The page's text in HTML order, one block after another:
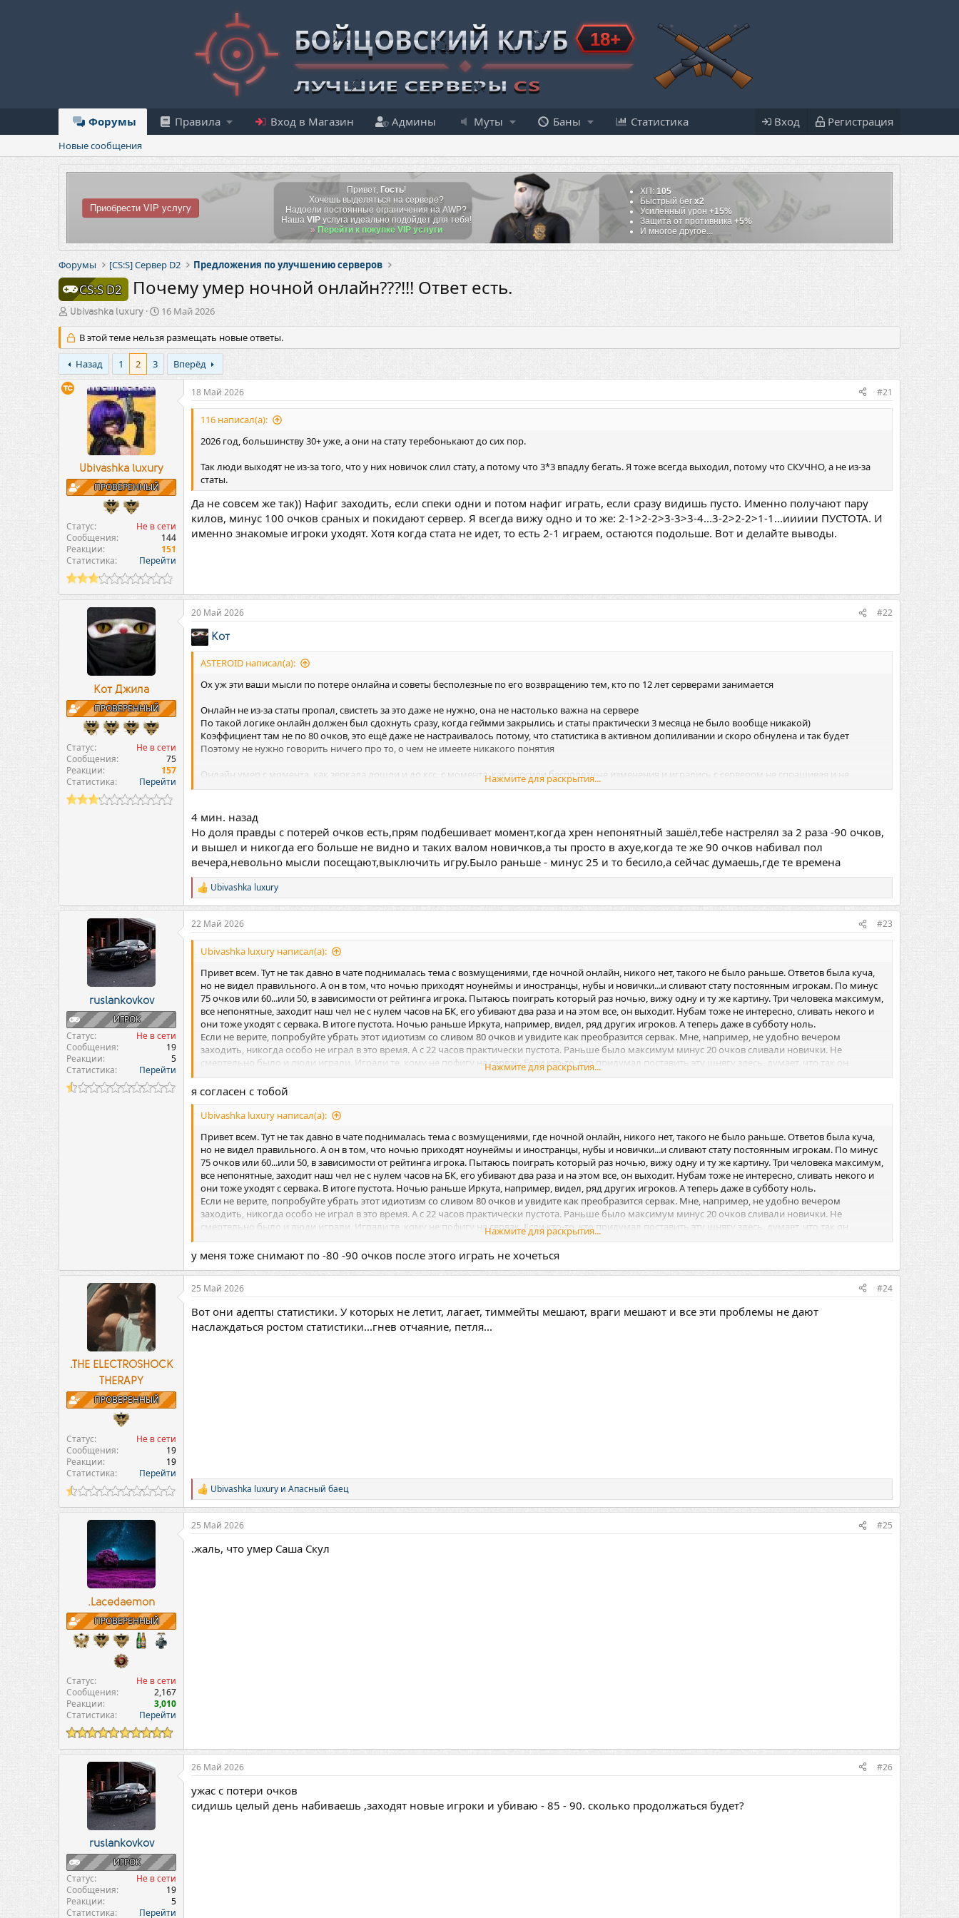
Форумы Правила Вход в Магазин Админы Муты Баны Статистика Вход Регистрация
Новые сообщения
Приобрести VIP услугу
Привет, Гость!
Хочешь выделяться на сервере?
Надоели постоянные ограничения на AWP?
Наша VIPуслуга идеально подойдет для тебя!
» Перейти к покупке VIP услуги
ХП:105
Быстрый бегх2
Усиленный урон+15%
Защита от противника+5%
И многое другое...
Форумы [CS:S] Сервер D2 Предложения по улучшению серверов
CS:S D2 Почему умер ночной онлайн???!!! Ответ есть.
А
т
о
р
т
е
Ubivashka luxury
Д
а
т
а
а
16 Май 2026
В этой теме нельзя размещать новые ответы.
Назад 1 2 3 Вперёд
Ubivashka luxury
ПРОВЕРЕННЫЙ
Статус
Не в сети
Сообщения
144
Реакции
151
Статистика
Перейти
18 Май 2026 #21
116 написал(а):
2026 год, большинству 30+ уже, а они на стату теребонькают до сих пор.
Так люди выходят не из-за того, что у них новичок слил стату, а потому что 3*3 впадлу бегать. Я тоже всегда выходил, потому что СКУЧНО, а не из-за
статы.
Да не совсем же так)) Нафиг заходить, если спеки одни и потом нафиг играть, если сразу видишь пусто. Именно получают пару
килов, минус 100 очков сраных и покидают сервер. Я всегда вижу одно и то же: 2-1>2-2>3-3>3-4...3-2>2-2>1-1...иииии ПУСТОТА. И
именно знакомые игроки уходят. Хотя когда стата не идет, то есть 2-1 играем, остаются подольше. Вот и делайте выводы.
Кот Джила
ПРОВЕРЕННЫЙ
Статус
Не в сети
Сообщения
75
Реакции
157
Статистика
Перейти
20 Май 2026 #22
Кот
ASTEROID написал(а):
Ох уж эти ваши мысли по потере онлайна и советы бесполезные по его возвращению тем, кто по 12 лет серверами занимается
Онлайн не из-за статы пропал, свистеть за это даже не нужно, она не настолько важна на сервере
По такой логике онлайн должен был сдохнуть сразу, когда геймми закрылись и статы практически 3 месяца не было вообще никакой)
Коэффициент там не по 80 очков, это ещё даже не настраивалось потому, что статистика в активном допиливании и скоро обнулена и так будет
Поэтому не нужно говорить ничего про то, о чем не имеете никакого понятия
Онлайн умер с момента, как зеркала дошли и до ксс, с момента, как вносили бесполезные изменения и игрались с сервером не спрашивая и не
предупреждая игроков и руководящий состав, с момента, как с хостингом начались многомесячные проблемы с ддосом (высокий пинг,
Нажмите для раскрытия...
4 мин. назад
Но доля правды с потерей очков есть,прям подбешивает момент,когда хрен непонятный зашёл,тебе настрелял за 2 раза -90 очков,
и вышел и никогда его больше не видно и таких валом новичков,а ты просто в ахуе,когда те же 90 очков набивал пол
вечера,невольно мысли посещают,выключить игру.Было раньше - минус 25 и то бесило,а сейчас думаешь,где те времена
Р
е
а
к
ц
и
Ubivashka luxury
ruslankovkov
ИГРОК
Статус
Не в сети
Сообщения
19
Реакции
5
Статистика
Перейти
22 Май 2026 #23
Ubivashka luxury написал(а):
Привет всем. Тут не так давно в чате поднималась тема с возмущениями, где ночной онлайн, никого нет, такого не было раньше. Ответов была куча,
но не видел правильного. А он в том, что ночью приходят ноунеймы и иностранцы, нубы и новички...и сливают стату постоянным игрокам. По минус
75 очков или 60...или 50, в зависимости от рейтинга игрока. Пытаюсь поиграть который раз ночью, вижу одну и ту же картину. Три человека максимум,
все непонятные, заходит наш чел не с нулем часов на БК, его убивают два раза и на этом все, он выходит. Нубам тоже не интересно, сливать некого и
они тоже уходят с сервака. В итоге пустота. Ночью раньше Иркута, например, видел, ряд других игроков. А теперь даже в субботу ноль.
Если не верите, попробуйте убрать этот идиотизм со сливом 80 очков и увидите как преобразится сервак. Мне, например, не удобно вечером
заходить, никогда особо не играл в это время. А с 22 часов практически пустота. Раньше было максимум минус 20 очков сливали новички. Не
смертельно было и люди играли. Играли те, кому не пофигу на сервак. Если кто-то, кто придумал поставить эту шнягу здесь, думает, что так он
привлекает новых игроков - посмотри как привлекло. С 22 часов зайди и глянь.
Нажмите для раскрытия...
я согласен с тобой
Ubivashka luxury написал(а):
Привет всем. Тут не так давно в чате поднималась тема с возмущениями, где ночной онлайн, никого нет, такого не было раньше. Ответов была куча,
но не видел правильного. А он в том, что ночью приходят ноунеймы и иностранцы, нубы и новички...и сливают стату постоянным игрокам. По минус
75 очков или 60...или 50, в зависимости от рейтинга игрока. Пытаюсь поиграть который раз ночью, вижу одну и ту же картину. Три человека максимум,
все непонятные, заходит наш чел не с нулем часов на БК, его убивают два раза и на этом все, он выходит. Нубам тоже не интересно, сливать некого и
они тоже уходят с сервака. В итоге пустота. Ночью раньше Иркута, например, видел, ряд других игроков. А теперь даже в субботу ноль.
Если не верите, попробуйте убрать этот идиотизм со сливом 80 очков и увидите как преобразится сервак. Мне, например, не удобно вечером
заходить, никогда особо не играл в это время. А с 22 часов практически пустота. Раньше было максимум минус 20 очков сливали новички. Не
смертельно было и люди играли. Играли те, кому не пофигу на сервак. Если кто-то, кто придумал поставить эту шнягу здесь, думает, что так он
привлекает новых игроков - посмотри как привлекло. С 22 часов зайди и глянь.
Нажмите для раскрытия...
у меня тоже снимают по -80 -90 очков после этого играть не хочеться
.THE ELECTROSHOCK
THERAPY
ПРОВЕРЕННЫЙ
Статус
Не в сети
Сообщения
19
Реакции
19
Статистика
Перейти
25 Май 2026 #24
Вот они адепты статистики. У которых не летит, лагает, тиммейты мешают, враги мешают и все эти проблемы не дают
наслаждаться ростом статистики...гнев отчаяние, петля...
Р
е
а
к
и
Ubivashka luxury и Апасный баец
.Lacedaemon
ПРОВЕРЕННЫЙ
Статус
Не в сети
Сообщения
2,167
Реакции
3,010
Статистика
Перейти
25 Май 2026 #25
.жаль, что умер Саша Скул
ruslankovkov
ИГРОК
Статус
Не в сети
Сообщения
19
Реакции
5
Статистика
Перейти
26 Май 2026 #26
ужас с потери очков
сидишь целый день набиваешь ,заходят новые игроки и убиваю - 85 - 90. сколько продолжаться будет?